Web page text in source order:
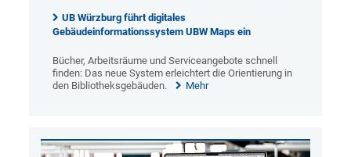
UB Würzburg führt digitales
Gebäudeinformationssystem UBW Maps ein
Bücher, Arbeitsräume und Serviceangebote schnell
finden: Das neue System erleichtert die Orientierung in
den Bibliotheksgebäuden.
Mehr